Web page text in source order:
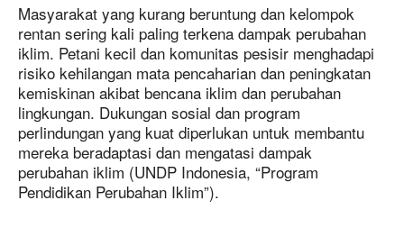
Masyarakat yang kurang beruntung dan kelompok
rentan sering kali paling terkena dampak perubahan
iklim. Petani kecil dan komunitas pesisir menghadapi
risiko kehilangan mata pencaharian dan peningkatan
kemiskinan akibat bencana iklim dan perubahan
lingkungan. Dukungan sosial dan program
perlindungan yang kuat diperlukan untuk membantu
mereka beradaptasi dan mengatasi dampak
perubahan iklim (UNDP Indonesia, “Program
Pendidikan Perubahan Iklim”).